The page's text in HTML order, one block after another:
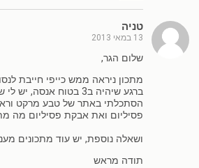
טניה
13 במאי 2013
שלום הגר,
ברגע שיהיה ב3 בטוח
הסתכלתי באתר של טבע מרקט
פסיליום ואת אבקת פסיליום מה
ושאלה נוספת, יש עוד מתכונים
תודה מראש